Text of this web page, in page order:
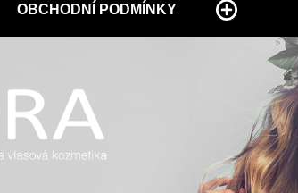
OBCHODNÍ PODMÍNKY